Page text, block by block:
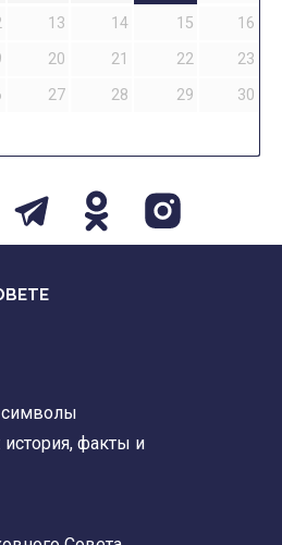
13 14 15
16
20 21 22
23
27 28 29
30
символы
факты и